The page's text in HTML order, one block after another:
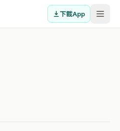
下載App